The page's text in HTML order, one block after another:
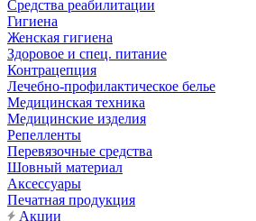
Средства реабилитации
Гигиена
Женская гигиена
Здоровое и спец. питание
Контрацепция
Лечебно-профилактическое белье
Медицинская техника
Медицинские изделия
Репелленты
Перевязочные средства
Шовный материал
Аксессуары
Печатная продукция
Акции